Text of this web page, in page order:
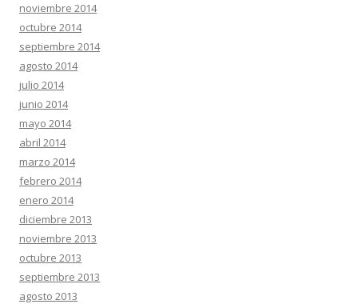
noviembre 2014
octubre 2014
septiembre 2014
agosto 2014
julio 2014
junio 2014
mayo 2014
abril 2014
marzo 2014
febrero 2014
enero 2014
diciembre 2013
noviembre 2013
octubre 2013
septiembre 2013
agosto 2013